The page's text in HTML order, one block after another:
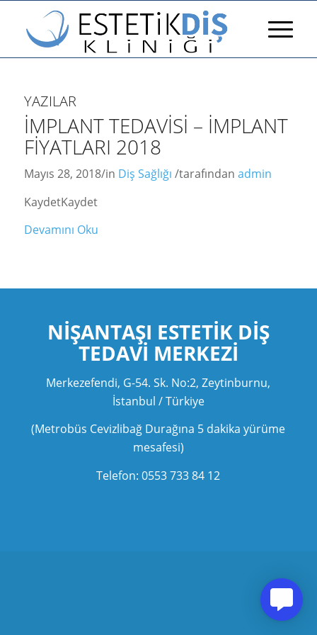
YAZILAR
İMPLANT TEDAVISI – İMPLANT
FIYATLARI 2018
Mayıs 28, 2018/in Diş Sağlığı /tarafından admin
KaydetKaydet
Devamını Oku
NIŞANTAŞI ESTETIK DIŞ
TEDAVI MERKEZI
Merkezefendi, G-54. Sk. No:2, Zeytinburnu,
İstanbul / Türkiye
(Metrobüs Cevizlibağ Durağına 5 dakika yürüme
mesafesi)
Telefon: 0553 733 84 12